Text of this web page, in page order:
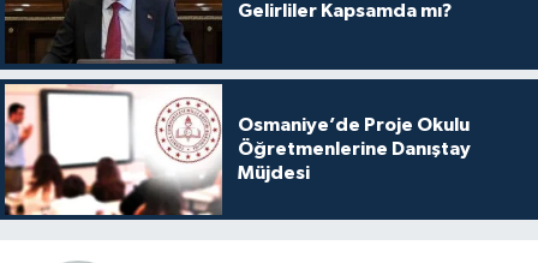
Gelirliler Kapsamda mı?
Osmaniye’de Proje Okulu
Öğretmenlerine Danıştay
Müjdesi